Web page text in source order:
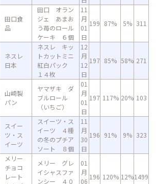
田口食
品
田口 オラン
ジェ あまお
う苺のロール
ケーキ ６個
11
月
01
日
199 87% 5% 311
ネスレ
日本
ネスレ キッ
トカットミニ
紅白パック
１４枚
12
月
12
日
197 85% 58% 271
山崎製
パン
ヤマザキ ダ
ブルロール
（いちご）
01
月
01
日
197 117% 20% 103
スイー
ツ・ス
イーツ
スイーツ・ス
イーツ ４種
の冬のプチア
ソート ８個
11
月
30
日
196 91% 9% 323
メリー
チョコ
レート
メリー グレ
イシャスファ
ンシー ４０
01
月
06
196 120% 12%1499